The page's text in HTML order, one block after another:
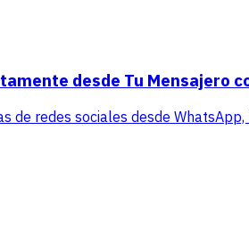
desde Tu Mensajero
redes sociales desde WhatsApp,